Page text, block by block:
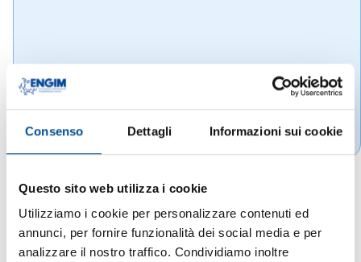
Consenso Dettagli Informazioni sui cookie
Questo sito web utilizza i cookie
Utilizziamo i cookie per personalizzare contenuti ed
annunci, per fornire funzionalità dei social media e per
analizzare il nostro traffico. Condividiamo inoltre